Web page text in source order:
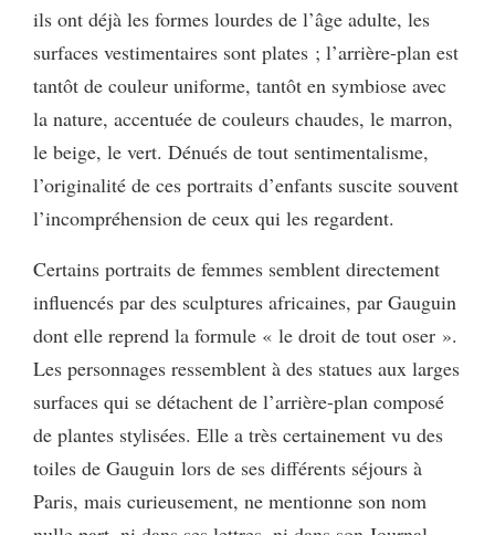
ils ont déjà les formes lourdes de l’âge adulte, les
surfaces vestimentaires sont plates ; l’arrière-plan est
tantôt de couleur uniforme, tantôt en symbiose avec
la nature, accentuée de couleurs chaudes, le marron,
le beige, le vert. Dénués de tout sentimentalisme,
l’originalité de ces portraits d’enfants suscite souvent
l’incompréhension de ceux qui les regardent.
Certains portraits de femmes semblent directement
influencés par des sculptures africaines, par Gauguin
dont elle reprend la formule « le droit de tout oser ».
Les personnages ressemblent à des statues aux larges
surfaces qui se détachent de l’arrière-plan composé
de plantes stylisées. Elle a très certainement vu des
toiles de Gauguin lors de ses différents séjours à
Paris, mais curieusement, ne mentionne son nom